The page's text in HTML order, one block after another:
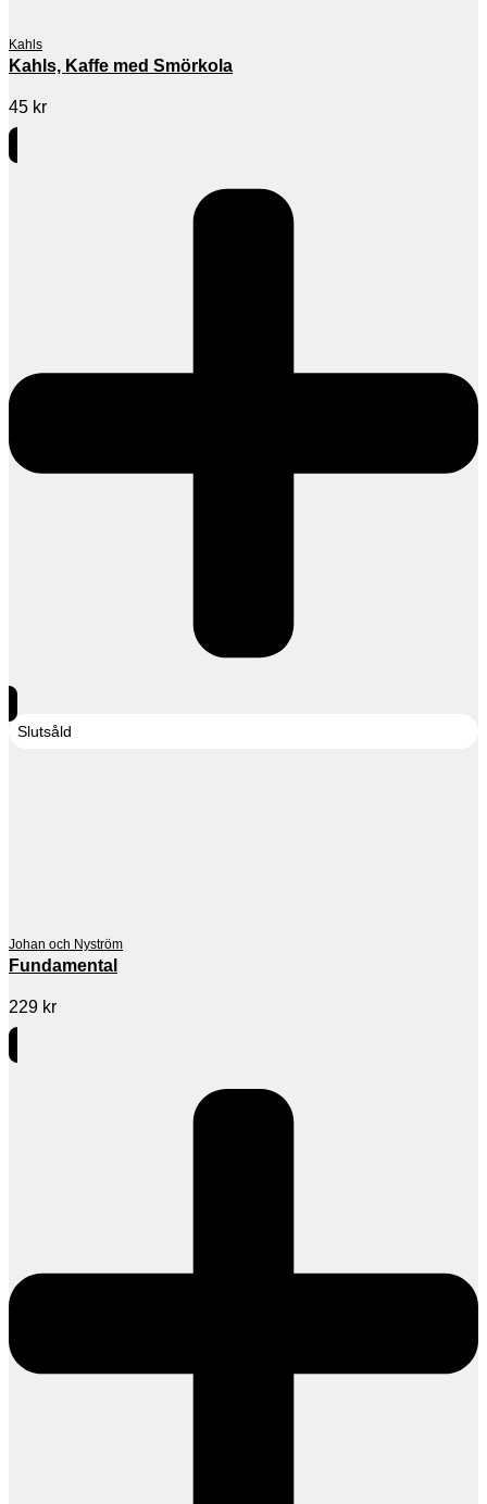
Kahls
Kahls, Kaffe med Smörkola
45 kr
Slutsåld
Johan och Nyström
Fundamental
229 kr